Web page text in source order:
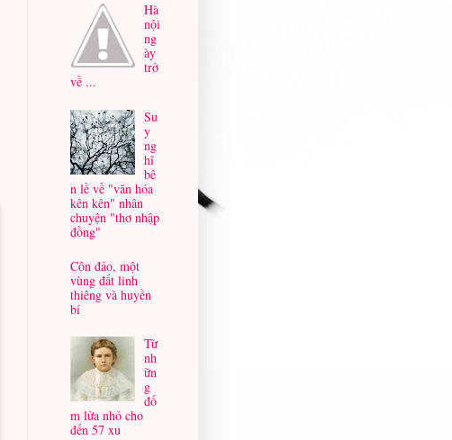
Hà
nội
ng
ày
trở
về ...
Su
y
ng
hĩ
bê
n lề về "văn hóa
kên kên" nhân
chuyện "thơ nhập
đồng"
Côn đảo, một
vùng đất linh
thiêng và huyền
bí
Từ
nh
ữn
g
đố
m lửa nhỏ cho
đến 57 xu